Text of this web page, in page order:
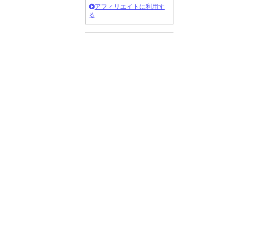
アフィリエイトに利用す
る